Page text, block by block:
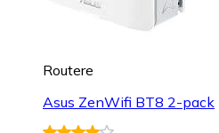
Routere
Asus ZenWifi BT8 2-pack